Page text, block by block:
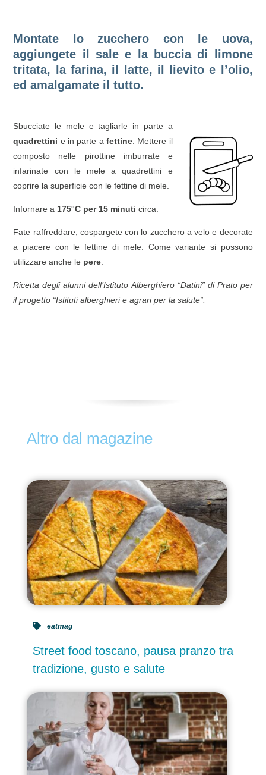
Montate lo zucchero con le uova,
aggiungete il sale e la buccia di limone
tritata, la farina, il latte, il lievito e l’olio,
ed amalgamate il tutto.
Sbucciate le mele e tagliarle in parte a
quadrettini e in parte a fettine. Mettere il
composto nelle pirottine imburrate e
infarinate con le mele a quadrettini e
coprire la superficie con le fettine di mele.
Infornare a 175°C per 15 minuti circa.
Fate raffreddare, cospargete con lo zucchero a velo e decorate
a piacere con le fettine di mele. Come variante si possono
utilizzare anche le pere
Ricetta degli alunni dell’Istituto Alberghiero “Datini” di Prato per
il progetto “Istituti alberghieri e agrari per la salute”.
Altro dal magazine
Street food toscano, pausa pranzo tra
tradizione, gusto e salute
eatmag